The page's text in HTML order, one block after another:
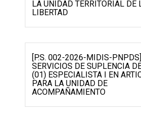
LA UNIDAD TERRITORIAL DE
LIBERTAD
[P.S. 002-2026-MIDIS-
SERVICIOS DE SUPLENCIA
(01) ESPECIALISTA I EN
PARA LA UNIDAD DE
ACOMPAÑAMIENTO